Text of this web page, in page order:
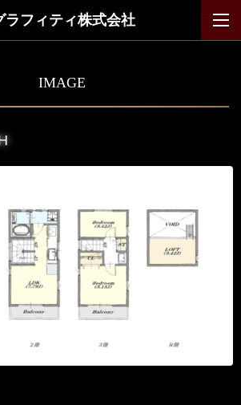
ラフィティ株式会社
IMAGE